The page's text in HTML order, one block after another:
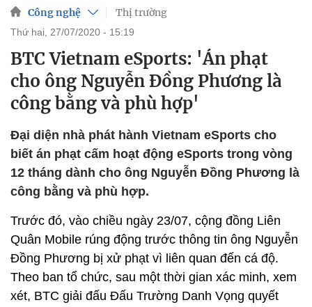
Công nghệ Thị trường
thứ hai, 27/07/2020 - 15:19
BTC Vietnam eSports: 'Án phạt
cho ông Nguyễn Đồng Phương là
công bằng và phù hợp'
Đại diện nhà phát hành Vietnam eSports cho
biết án phạt cấm hoạt động eSports trong vòng
12 tháng dành cho ông Nguyễn Đồng Phương là
công bằng và phù hợp.
Trước đó, vào chiều ngày 23/07, cộng đồng Liên
Quân Mobile rúng động trước thông tin ông Nguyễn
Đồng Phương bị xử phạt vì liên quan đến cá độ.
Theo ban tổ chức, sau một thời gian xác minh, xem
xét, BTC giải đấu Đấu Trường Danh Vọng quyết